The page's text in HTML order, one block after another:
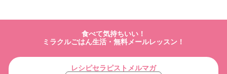
食べて気持ちいい！
ミラクルごはん生活・無料メールレッスン！
レシピセラピストメルマガ